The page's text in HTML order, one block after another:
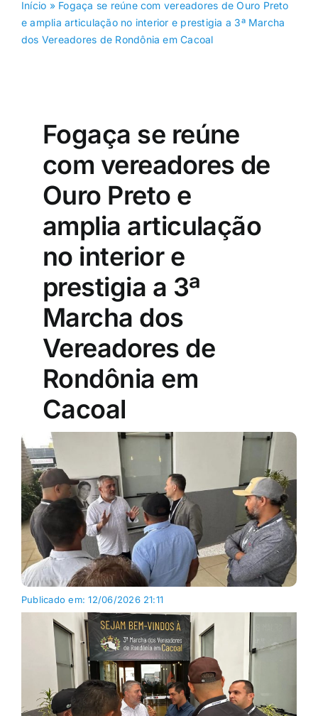
Início » Fogaça se reúne com vereadores de Ouro Preto
e amplia articulação no interior e prestigia a 3ª Marcha
dos Vereadores de Rondônia em Cacoal
Fogaça se reúne
com vereadores de
Ouro Preto e
amplia articulação
no interior e
prestigia a 3ª
Marcha dos
Vereadores de
Rondônia em
Cacoal
Publicado em: 12/06/2026 21:11